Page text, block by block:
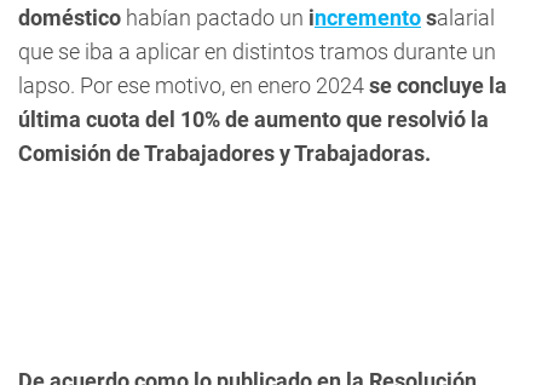
doméstico habían pactado un incrementosalarial
que se iba a aplicar en distintos tramos durante un
lapso. Por ese motivo, en enero 2024se concluye la
última cuota del 10% de aumento que resolvió la
Comisión de Trabajadores y Trabajadoras.